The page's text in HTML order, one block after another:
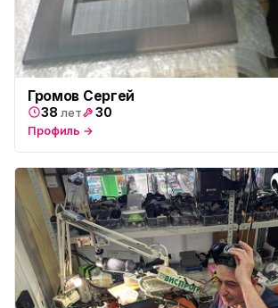
Громов Сергей
38 лет 30
Профиль →